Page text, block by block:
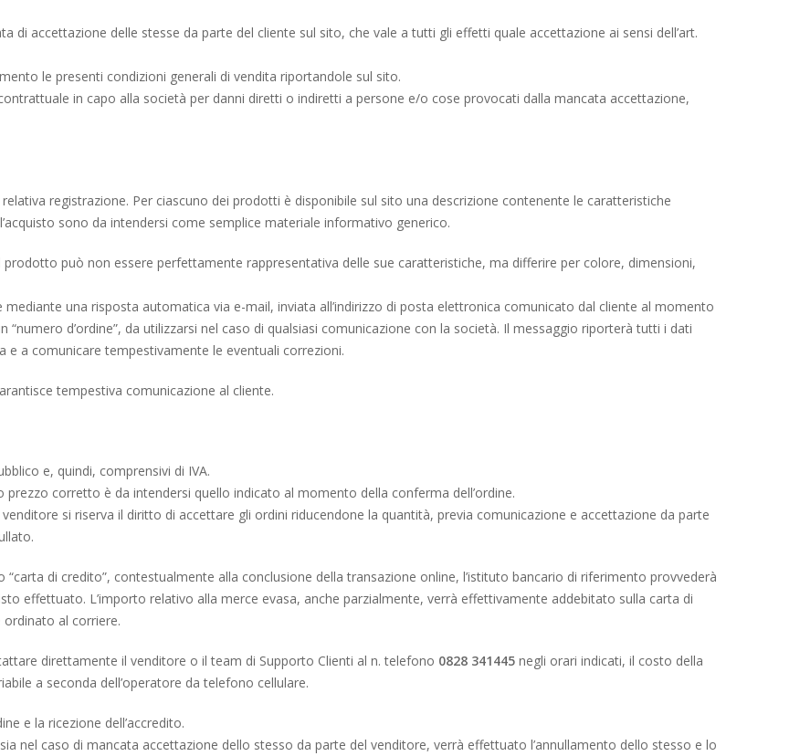
di accettazione delle stesse da parte del cliente sul sito, che vale a tutti gli effetti quale accettazione ai sensi dell’art.
le presenti condizioni generali di vendita riportandole sul sito.
in capo alla società per danni diretti o indiretti a persone e/o cose provocati dalla mancata accettazione,
registrazione. Per ciascuno dei prodotti è disponibile sul sito una descrizione contenente le caratteristiche
sono da intendersi come semplice materiale informativo generico.
prodotto può non essere perfettamente rappresentativa delle sue caratteristiche, ma differire per colore, dimensioni,
una risposta automatica via e-mail, inviata all’indirizzo di posta elettronica comunicato dal cliente al momento
d’ordine”, da utilizzarsi nel caso di qualsiasi comunicazione con la società. Il messaggio riporterà tutti i dati
e a comunicare tempestivamente le eventuali correzioni.
tempestiva comunicazione al cliente.
e, quindi, comprensivi di IVA.
prezzo corretto è da intendersi quello indicato al momento della conferma dell’ordine.
si riserva il diritto di accettare gli ordini riducendone la quantità, previa comunicazione e accettazione da parte
di credito”, contestualmente alla conclusione della transazione online, l’istituto bancario di riferimento provvederà
effettuato. L’importo relativo alla merce evasa, anche parzialmente, verrà effettivamente addebitato sulla carta di
ordinato al corriere.
direttamente il venditore o il team di Supporto Clienti al n. telefono 0828 341445 negli orari indicati, il costo della
a seconda dell’operatore da telefono cellulare.
e la ricezione dell’accredito.
nel caso di mancata accettazione dello stesso da parte del venditore, verrà effettuato l’annullamento dello stesso e lo